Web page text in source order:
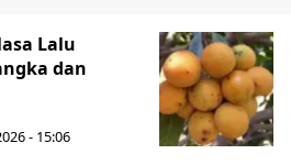
Lalu
dan
- 15:06